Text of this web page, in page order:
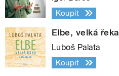
Koupit
Elbe, velká řeka
Luboš Palata
Koupit